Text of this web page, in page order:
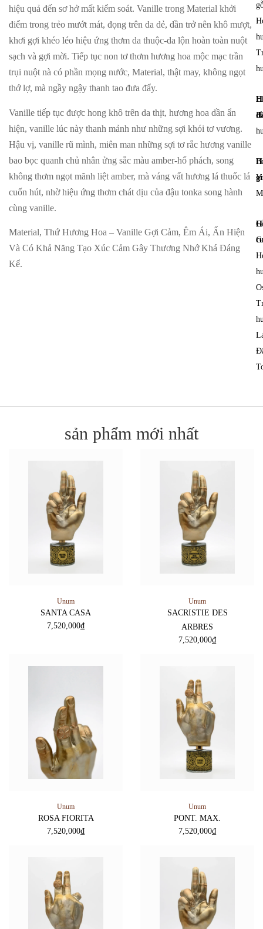
hiệu quả đến sơ hở mất kiểm soát. Vanille trong Material khởi
điểm trong trẻo mướt mát, đọng trên da dẻ, dần trở nên khô mượt,
khơi gợi khéo léo hiệu ứng thơm da thuộc-da lộn hoàn toàn nuột
sạch và gợi mời. Tiếp tục non tơ thơm hương hoa mộc mạc trần
trụi nuột nà có phần mọng nước, Material, thật may, không ngọt
thớ lợ, mà ngầy ngậy thanh tao đưa đẩy.
Vanille tiếp tục được hong khô trên da thịt, hương hoa dần ẩn
hiện, vanille lúc này thanh mảnh như những sợi khói tơ vương.
Hậu vị, vanille rũ mình, miên man những sợi tơ rắc hương vanille
bao bọc quanh chủ nhân ửng sắc màu amber-hổ phách, song
không thơm ngọt mãnh liệt amber, mà váng vất hương lá thuốc lá
cuốn hút, nhờ hiệu ứng thơm chát dịu của đậu tonka song hành
cùng vanille.
Material, Thứ Hương Hoa – Vanille Gợi Cảm, Êm Ái, Ẩn Hiện
Và Có Khả Năng Tạo Xúc Cảm Gây Thương Nhớ Khá Đáng
Kể.
sản phẩm mới nhất
Unum
SANTA CASA
7,520,000₫
Unum
SACRISTIE DES
ARBRES
7,520,000₫
Unum
ROSA FIORITA
7,520,000₫
Unum
PONT. MAX.
7,520,000₫